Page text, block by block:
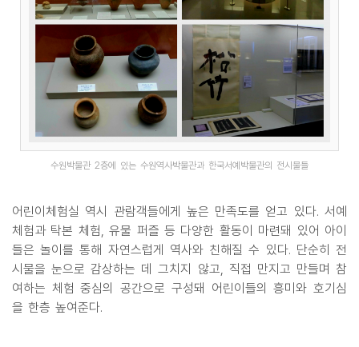
수원박물관 2층에 있는 수원역사박물관과 한국서예박물관의 전시물들
어린이체험실 역시 관람객들에게 높은 만족도를 얻고 있다. 서예
체험과 탁본 체험, 유물 퍼즐 등 다양한 활동이 마련돼 있어 아이
들은 놀이를 통해 자연스럽게 역사와 친해질 수 있다. 단순히 전
시물을 눈으로 감상하는 데 그치지 않고, 직접 만지고 만들며 참
여하는 체험 중심의 공간으로 구성돼 어린이들의 흥미와 호기심
을 한층 높여준다.